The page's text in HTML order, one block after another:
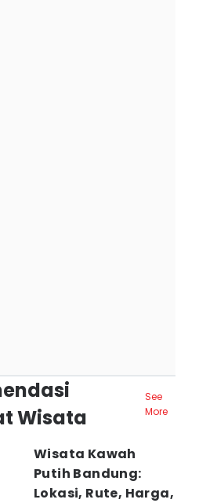
Wisata
See
More
Wisata Kawah
Putih Bandung:
Lokasi, Rute, Harga,